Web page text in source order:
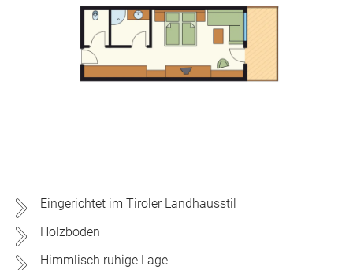
Eingerichtet im Tiroler Landhausstil
Holzboden
Himmlisch ruhige Lage